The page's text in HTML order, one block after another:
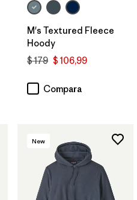
M's Textured Fleece
Hoody
$ 179 $ 106,99
Compara
New